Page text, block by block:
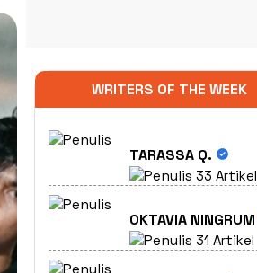
WRITERS OF THE WEEK
TARASSA Q.
33 Artikel
OKTAVIA NINGRUM
31 Artikel